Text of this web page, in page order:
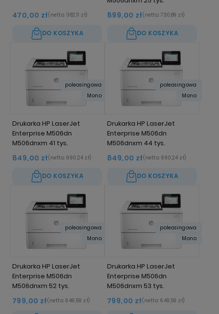
470,00 zł(netto: 382,11 zł)
DO KOSZYKA
899,00 zł(netto: 730,89 zł)
DO KOSZYKA
Drukarka HP LaserJet
Enterprise M506dn
M506dnxm 41 tys.
849,00 zł(netto: 690,24 zł)
DO KOSZYKA
poleasingowa
Mono
Drukarka HP LaserJet
Enterprise M506dn
M506dnxm 44 tys.
849,00 zł(netto: 690,24 zł)
DO KOSZYKA
poleasingowa
Mono
Drukarka HP LaserJet
Enterprise M506dn
M506dnxm 52 tys.
799,00 zł(netto: 649,59 zł)
poleasingowa
Mono
Drukarka HP LaserJet
Enterprise M506dn
M506dnxm 53 tys.
799,00 zł(netto: 649,59 zł)
poleasingowa
Mono